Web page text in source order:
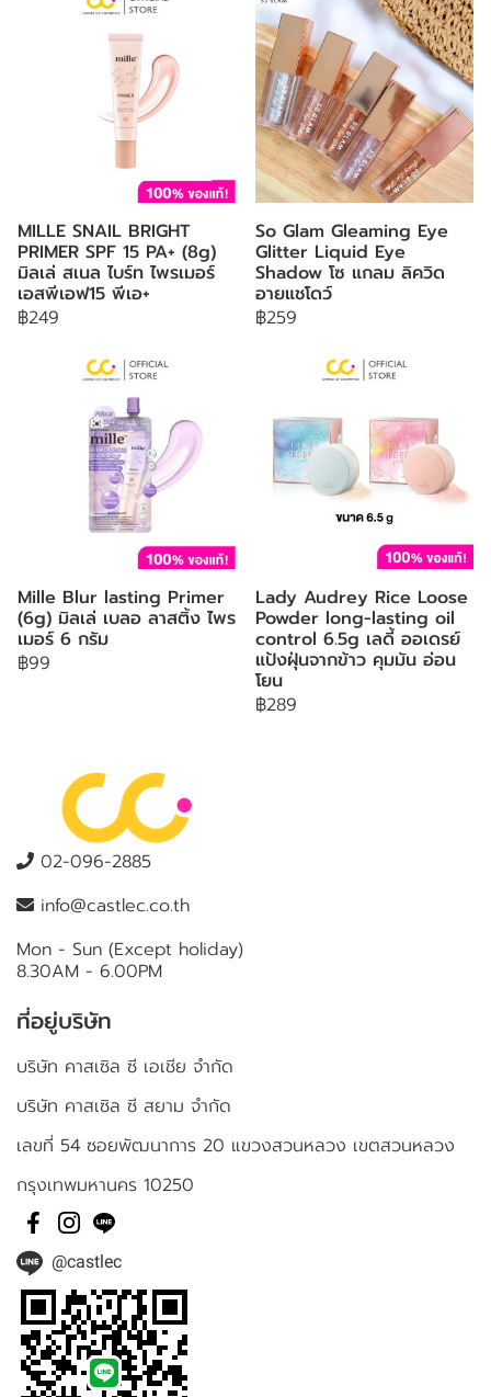
MILLE SNAIL BRIGHT
PRIMER SPF 15 PA+ (8g)
มิลเล่ สเนล ไบร์ท ไพรเมอร์
เอสพีเอฟ15 พีเอ+
฿249
So Glam Gleaming Eye
Glitter Liquid Eye
Shadow โซ แกลม ลิควิด
อายแชโดว์
฿259
Mille Blur lasting Primer
(6g) มิลเล่ เบลอ ลาสติ้ง ไพร
เมอร์ 6 กรัม
฿99
Lady Audrey Rice Loose
Powder long-lasting oil
control 6.5g เลดี้ ออเดรย์
แป้งฝุ่นจากข้าว คุมมัน อ่อน
โยน
฿289
02-096-2885
info@castlec.co.th
Mon - Sun (Except holiday)
8.30AM - 6.00PM
ที่อยู่บริษัท
บริษัท คาสเซิล ซี เอเชีย จำกัด
บริษัท คาสเซิล ซี สยาม จำกัด
เลขที่ 54 ซอยพัฒนาการ 20 แขวงสวนหลวง เขตสวนหลวง
กรุงเทพมหานคร 10250
@castlec